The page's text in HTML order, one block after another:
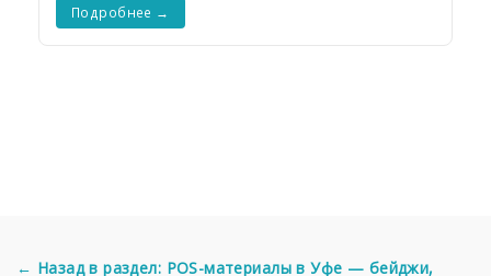
Подробнее →
← Назад в раздел: POS-материалы в Уфе — бейджи,